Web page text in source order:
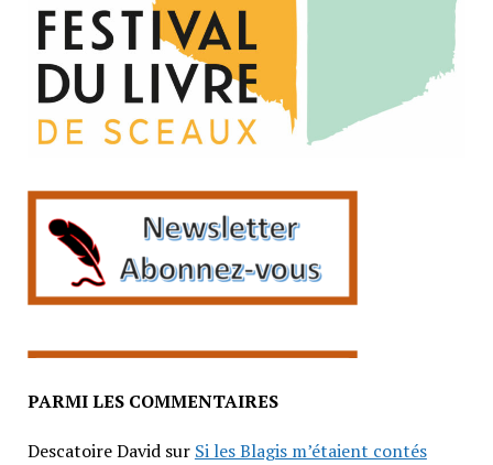
PARMI LES COMMENTAIRES
Descatoire Davidsur Si les Blagis m’étaient contés